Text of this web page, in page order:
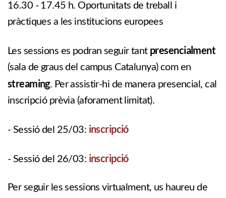
16.30 - 17.45 h. Oportunitats de treball i
pràctiques a les institucions europees
Les sessions es podran seguir tant presencialment
(sala de graus del campus Catalunya) com en
streaming. Per assistir-hi de manera presencial, cal
inscripció prèvia (aforament limitat).
- Sessió del 25/03: inscripció
- Sessió del 26/03: inscripció
Per seguir les sessions virtualment, us haureu de